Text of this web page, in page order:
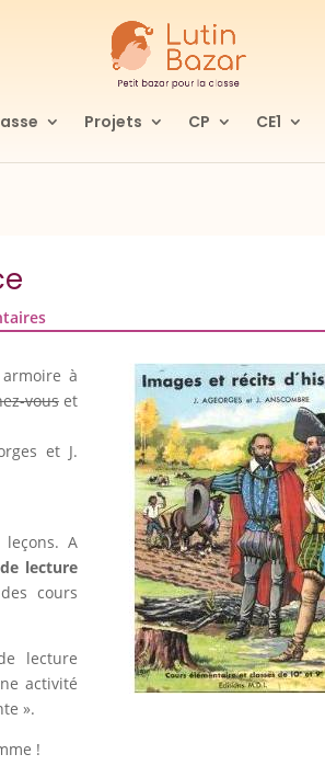
Projets CP CE1
à
vouset
et J.
leçons. A
lecture
cours
lecture
activité
».
!